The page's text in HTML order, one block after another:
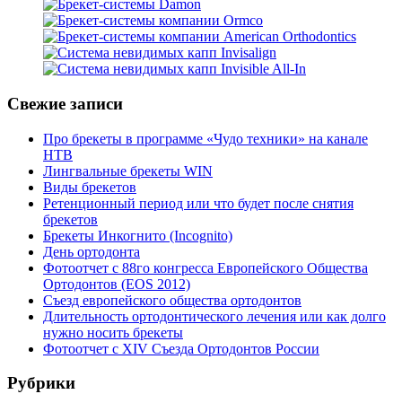
Свежие записи
Про брекеты в программе «Чудо техники» на канале
НТВ
Лингвальные брекеты WIN
Виды брекетов
Ретенционный период или что будет после снятия
брекетов
Брекеты Инкогнито (Incognito)
День ортодонта
Фотоотчет с 88го конгресса Европейского Общества
Ортодонтов (EOS 2012)
Съезд европейского общества ортодонтов
Длительность ортодонтического лечения или как долго
нужно носить брекеты
Фотоотчет с XIV Съезда Ортодонтов России
Рубрики